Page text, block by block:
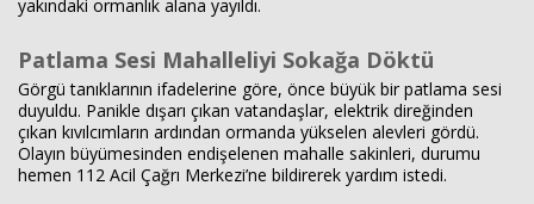
yakındaki ormanlık alana yayıldı.
Patlama Sesi Mahalleliyi Sokağa Döktü
Görgü tanıklarının ifadelerine göre, önce büyük bir patlama sesi
duyuldu. Panikle dışarı çıkan vatandaşlar, elektrik direğinden
çıkan kıvılcımların ardından ormanda yükselen alevleri gördü.
Olayın büyümesinden endişelenen mahalle sakinleri, durumu
hemen 112 Acil Çağrı Merkezi’ne bildirerek yardım istedi.